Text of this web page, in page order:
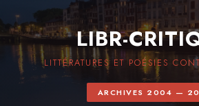
LIBR-
LITTÉRATURES ET POÉSIES
ARCHIVES 2004 —